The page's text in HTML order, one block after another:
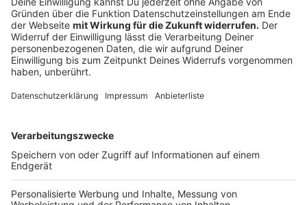
Details durch und stimmen Sie der
Nutzung des Service zu, um dieses
Video anzusehen.
Mehr Informationen
Akzeptieren
Management Platform
Lady Gaga - Stupid Love (Official Music Video)